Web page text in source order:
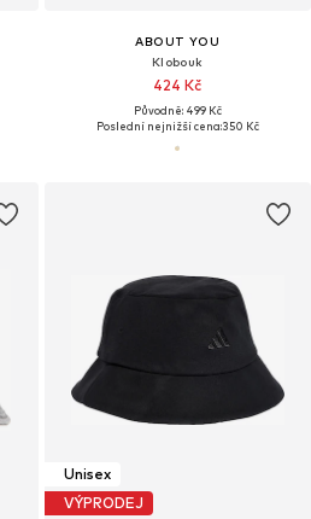
ABOUT YOU
Klobouk
424 Kč
Původně: 499 Kč
Poslední nejnižší cena:350 Kč
Unisex
VÝPRODEJ